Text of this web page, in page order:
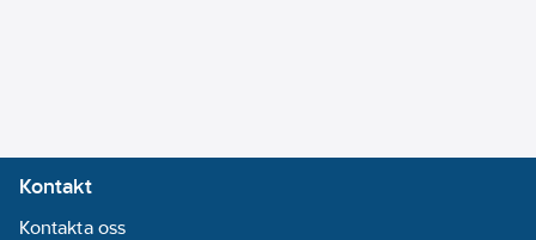
Kontakt
Kontakta oss